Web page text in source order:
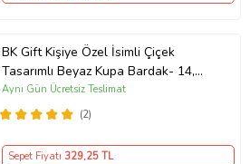
BK Gift Kişiye Özel İsimli Çiçek
Tasarımlı Beyaz Kupa Bardak- 14,
Arkadaşa Hediye, Sevgiliye Hediye,
Doğum Günü Hediyesi
(2)
Aynı Gün Ücretsiz Teslimat
Sepet Fiyatı 329,25 TL